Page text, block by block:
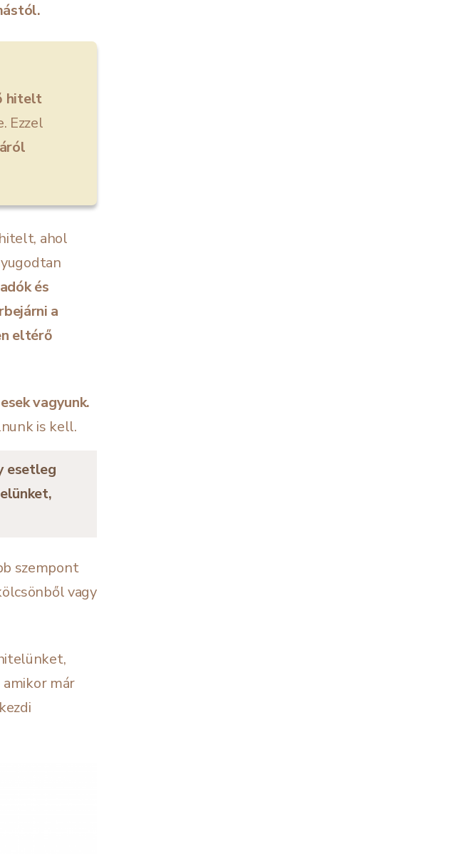
hitelt
Ezzel
ahol
és
a
eltérő
vagyunk.
is kell.
esetleg
szempont
vagy
amikor már